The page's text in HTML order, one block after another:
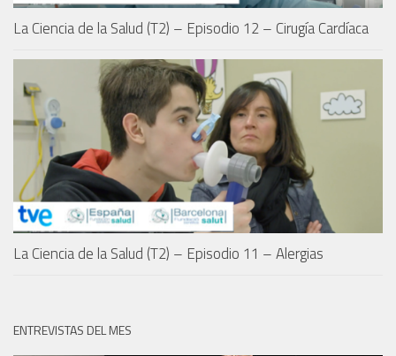
La Ciencia de la Salud (T2) – Episodio 12 – Cirugía Cardíaca
La Ciencia de la Salud (T2) – Episodio 11 – Alergias
ENTREVISTAS DEL MES